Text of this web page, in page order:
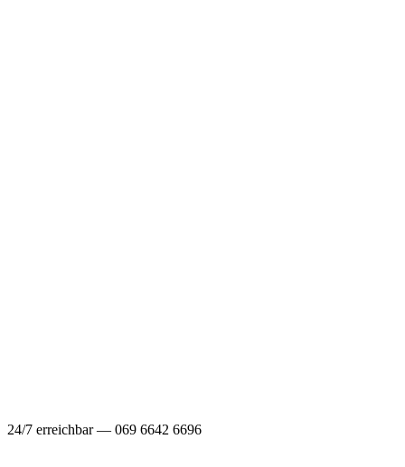
24/7 erreichbar — 069 6642 6696